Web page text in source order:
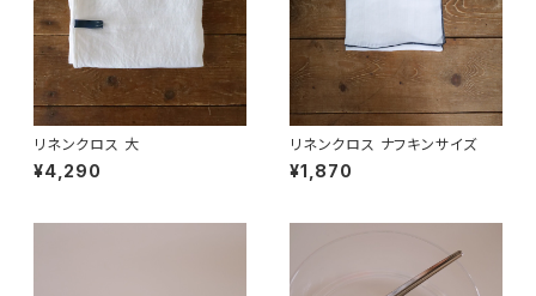
リネンクロス 大
¥4,290
リネンクロス ナフキンサイズ
¥1,870